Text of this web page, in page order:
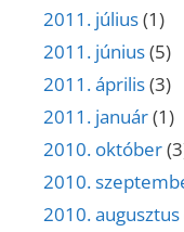
2011. július(1)
2011. június(5)
2011. április(3)
2011. január(1)
2010. október
2010.
2010. augusztus